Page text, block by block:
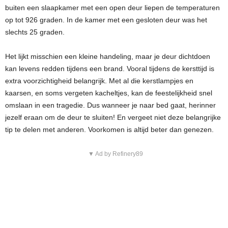
buiten een slaapkamer met een open deur liepen de temperaturen
op tot 926 graden. In de kamer met een gesloten deur was het
slechts 25 graden.
Het lijkt misschien een kleine handeling, maar je deur dichtdoen
kan levens redden tijdens een brand. Vooral tijdens de kersttijd is
extra voorzichtigheid belangrijk. Met al die kerstlampjes en
kaarsen, en soms vergeten kacheltjes, kan de feestelijkheid snel
omslaan in een tragedie. Dus wanneer je naar bed gaat, herinner
jezelf eraan om de deur te sluiten! En vergeet niet deze belangrijke
tip te delen met anderen. Voorkomen is altijd beter dan genezen.
▼ Ad by Refinery89